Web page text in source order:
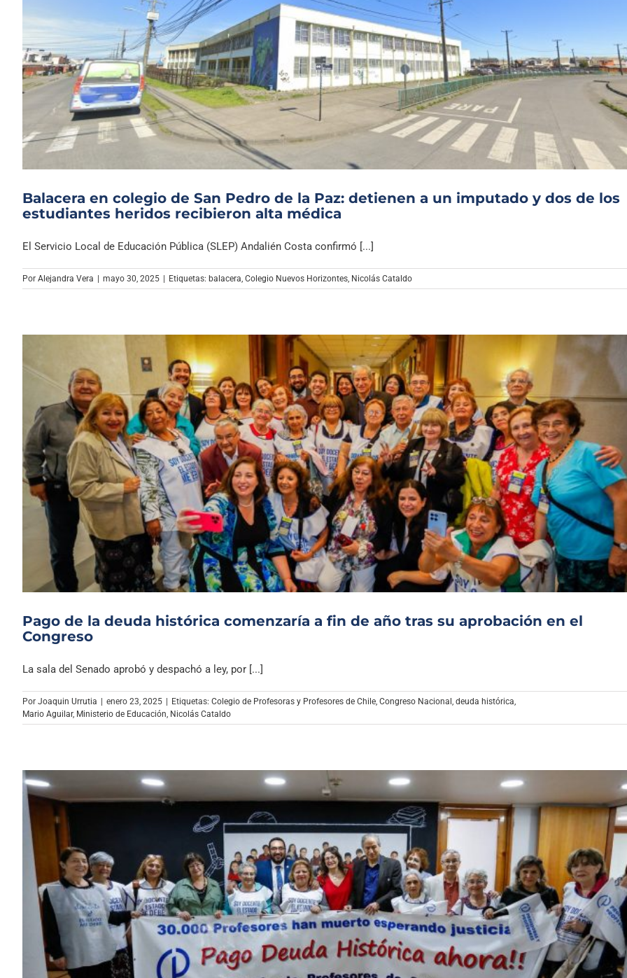
Balacera en colegio de San Pedro de la Paz: detienen a un imputado y dos de los
estudiantes heridos recibieron alta médica
El Servicio Local de Educación Pública (SLEP) Andalién Costa confirmó [...]
Por Alejandra Vera | mayo 30, 2025 | Etiquetas: balacera Colegio Nuevos Horizontes Nicolás Cataldo
Pago de la deuda histórica comenzaría a fin de año tras su aprobación en el
Congreso
La sala del Senado aprobó y despachó a ley, por [...]
Por Joaquin Urrutia enero 23, 2025 Etiquetas: Colegio de Profesoras y Profesores de Chile, Congreso Nacional , deuda histórica,
Mario Aguilar, Ministerio de Educación, Nicolás Cataldo